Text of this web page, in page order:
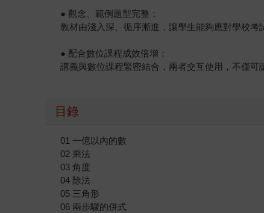
● 觀念、範例題型完整：
教材由淺入深、循序漸進，讓學生能夠應對學校
● 配合數位課程成效倍增：
講義與數位課程緊密結合，兩者交互使用，不僅可
目錄
01 一億以內的數
02 乘法
03 角度
04 除法
05 三角形
06 兩步驟的併式